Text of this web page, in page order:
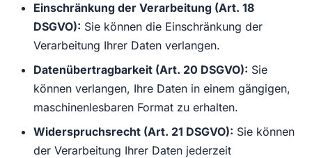
Einschränkung der Verarbeitung (Art. 18
DSGVO): Sie können die Einschränkung der
Verarbeitung Ihrer Daten verlangen.
Datenübertragbarkeit (Art. 20 DSGVO): Sie
können verlangen, Ihre Daten in einem gängigen,
maschinenlesbaren Format zu erhalten.
Widerspruchsrecht (Art. 21 DSGVO): Sie können
der Verarbeitung Ihrer Daten jederzeit